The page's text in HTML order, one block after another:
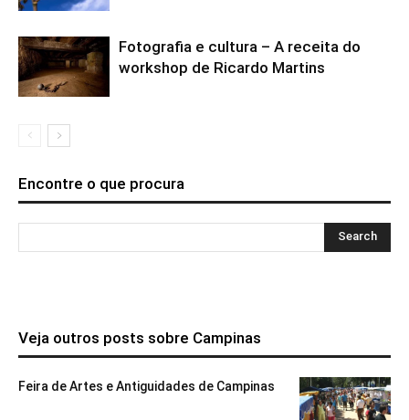
Fotografia e cultura – A receita do
workshop de Ricardo Martins
Encontre o que procura
Veja outros posts sobre Campinas
Feira de Artes e Antiguidades de Campinas